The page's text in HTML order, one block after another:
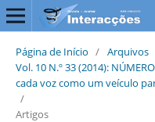
Página de Início / Arquivos
Vol. 10 N.º 33 (2014):
cada voz como um veículo
/
Artigos